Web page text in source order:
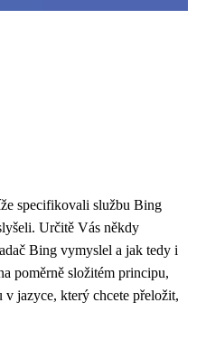
specifikovali službu Bing
Určitě Vás někdy
Bing vymyslel a jak tedy i
poměrně složitém principu,
jazyce, který chcete přeložit,